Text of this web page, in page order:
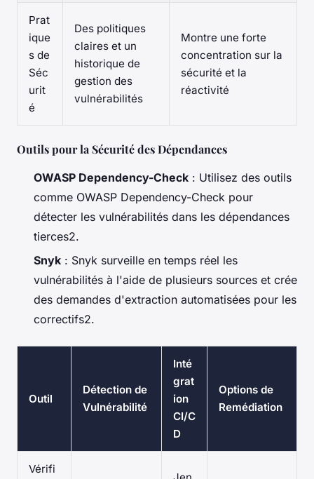
Prat
ique
s de
Séc
urit
é
Des politiques
claires et un
historique de
gestion des
vulnérabilités
Montre une forte
concentration sur la
sécurité et la
réactivité
Outils pour la Sécurité des Dépendances
OWASP Dependency-Check : Utilisez des outils
comme OWASP Dependency-Check pour
détecter les vulnérabilités dans les dépendances
tierces2.
Snyk : Snyk surveille en temps réel les
vulnérabilités à l'aide de plusieurs sources et crée
des demandes d'extraction automatisées pour les
correctifs2.
Outil
Détection de
Vulnérabilité
Inté
grat
ion
CI/C
D
Options de
Remédiation
Vérifi